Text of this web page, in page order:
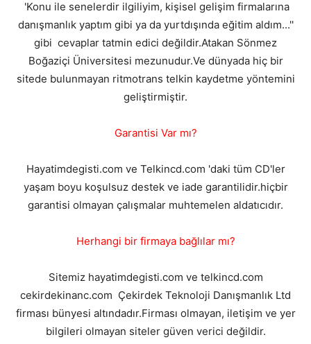
'Konu ile senelerdir ilgiliyim, kişisel gelişim firmalarına
danışmanlık yaptım gibi ya da yurtdışında eğitim aldım...''
gibi cevaplar tatmin edici değildir.Atakan Sönmez
Boğaziçi Üniversitesi mezunudur.Ve dünyada hiç bir
sitede bulunmayan ritmotrans telkin kaydetme yöntemini
geliştirmiştir.
Garantisi Var mı?
Hayatimdegisti.com ve Telkincd.com 'daki tüm CD'ler
yaşam boyu koşulsuz destek ve iade garantilidir.hiçbir
garantisi olmayan çalışmalar muhtemelen aldatıcıdır.
Herhangi bir firmaya bağlılar mı?
Sitemiz hayatimdegisti.com ve telkincd.com
cekirdekinanc.com Çekirdek Teknoloji Danışmanlık Ltd
firması bünyesi altındadır.Firması olmayan, iletişim ve yer
bilgileri olmayan siteler güven verici değildir.